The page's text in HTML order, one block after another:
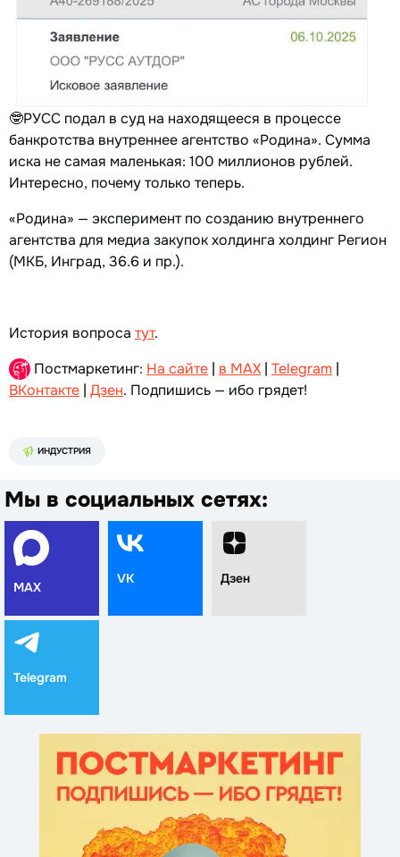
🤓РУСС подал в суд на находящееся в процессе
банкротства внутреннее агентство «Родина». Сумма
иска не самая маленькая: 100 миллионов рублей.
Интересно, почему только теперь.
«Родина» — эксперимент по созданию внутреннего
агентства для медиа закупок холдинга холдинг Регион
(МКБ, Инград, 36.6 и пр.).
История вопроса тут.
Постмаркетинг: На сайте | в MAX | Telegram |
ВКонтакте | Дзен. Подпишись — ибо грядет!
ИНДУСТРИЯ
Мы в социальных сетях:
MAX
VK Дзен
Telegram